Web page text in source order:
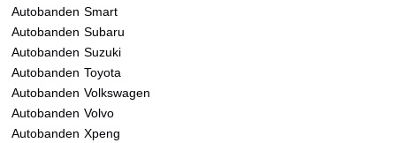
Autobanden Smart
Autobanden Subaru
Autobanden Suzuki
Autobanden Toyota
Autobanden Volkswagen
Autobanden Volvo
Autobanden Xpeng